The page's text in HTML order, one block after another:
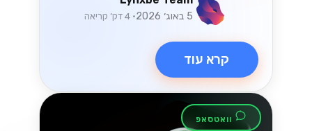
בשוק הדיגיטלי....
Lynxbe Team
8 ביולי 2026
קרא עוד